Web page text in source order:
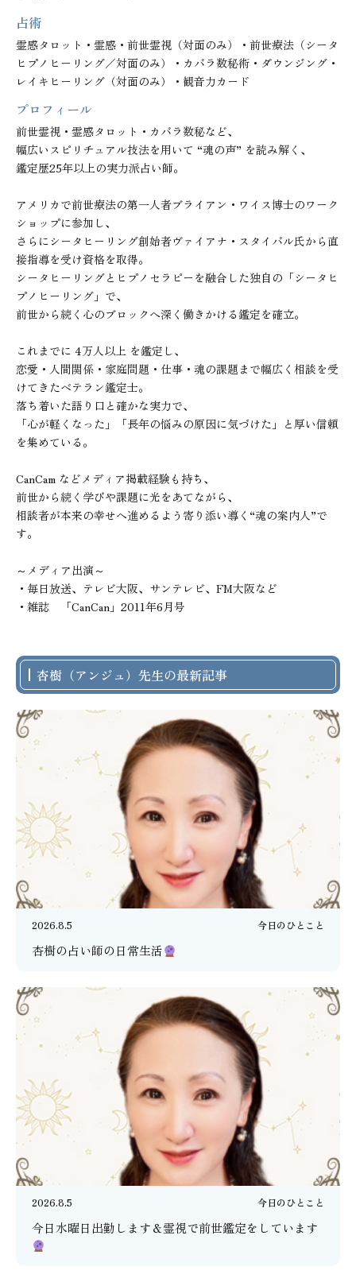
占術
霊感タロット・霊感・前世霊視（対面のみ）・前世療法（シータ
ヒプノヒーリング／対面のみ）・カバラ数秘術・ダウンジング・
レイキヒーリング（対面のみ）・観音力カード
プロフィール
前世霊視・霊感タロット・カバラ数秘など、
幅広いスピリチュアル技法を用いて “魂の声” を読み解く、
鑑定歴25年以上の実力派占い師。
アメリカで前世療法の第一人者ブライアン・ワイス博士のワーク
ショップに参加し、
さらにシータヒーリング創始者ヴァイアナ・スタイバル氏から直
接指導を受け資格を取得。
シータヒーリングとヒプノセラピーを融合した独自の「シータヒ
プノヒーリング」で、
前世から続く心のブロックへ深く働きかける鑑定を確立。
これまでに 4万人以上 を鑑定し、
恋愛・人間関係・家庭問題・仕事・魂の課題まで幅広く相談を受
けてきたベテラン鑑定士。
落ち着いた語り口と確かな実力で、
「心が軽くなった」「長年の悩みの原因に気づけた」と厚い信頼
を集めている。
CanCam などメディア掲載経験も持ち、
前世から続く学びや課題に光をあてながら、
相談者が本来の幸せへ進めるよう寄り添い導く“魂の案内人”で
す。
～メディア出演～
・毎日放送、テレビ大阪、サンテレビ、FM大阪など
・雑誌　「CanCan」2011年6月号
杏樹（アンジュ）先生の最新記事
2026.8.5 今日のひとこと
杏樹の占い師の日常生活
2026.8.5 今日のひとこと
今日水曜日出勤します＆霊視で前世鑑定をしています